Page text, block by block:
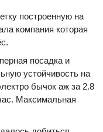
построенную на
компания которая
посадка и
устойчивость на
бычок аж за 2.8
Максимальная